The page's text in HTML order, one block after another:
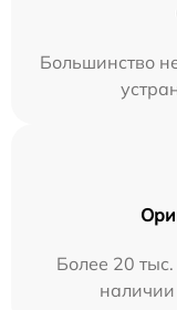
Большинство
Более 20